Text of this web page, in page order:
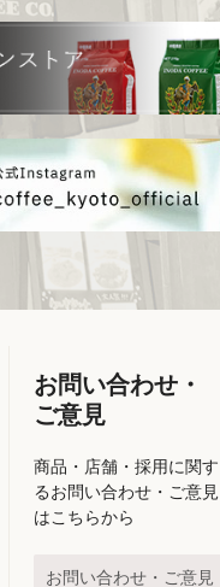
お問い合わせ・
ご意見
商品・店舗・採用に関す
るお問い合わせ・ご意見
はこちらから
お問い合わせ・ご意見